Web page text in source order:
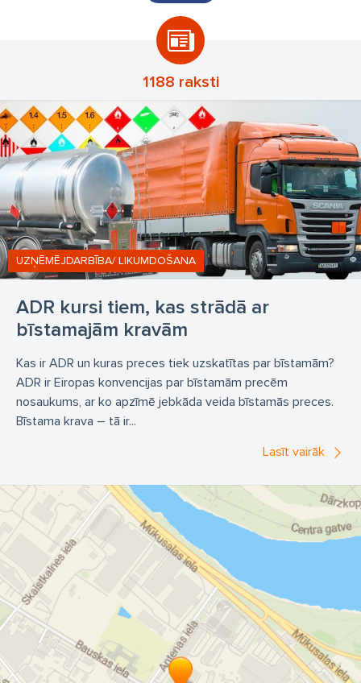
drošības padomnieku kursi
mācību centrs
1188 raksti
ADR kursi tiem, kas strādā ar
bīstamajām kravām
UZŅĒMĒJDARBĪBA/ LIKUMDOŠANA
Kas ir ADR un kuras preces tiek uzskatītas par bīstamām?
ADR ir Eiropas konvencijas par bīstamām precēm
nosaukums, ar ko apzīmē jebkāda veida bīstamās preces.
Bīstama krava – tā ir...
Lasīt vairāk